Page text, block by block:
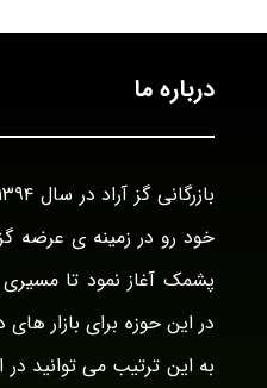
درباره ما
پشمک آغاز نمود تا
در این حوزه برای بازار
به این ترتیب می توانید